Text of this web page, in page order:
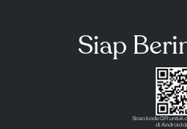
Siap
Scan kode QR untuk
di Android